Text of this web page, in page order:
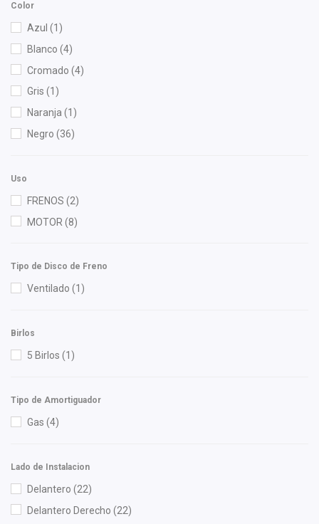
Purolator(1)
Recal(3)
SIMYI(4)
Tong Yang(1)
Yokomitsu
YS(1)
Color
Azul (1)
Blanco (4)
Cromado (4)
Gris (1)
Naranja (1)
Negro (36)
Uso
FRENOS (2)
MOTOR (8)
Tipo de Disco de Freno
Ventilado (1)
Birlos
5 Birlos (1)
Tipo de Amortiguador
Gas (4)
Lado de Instalacion
Delantero (22)
Delantero Derecho (22)